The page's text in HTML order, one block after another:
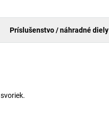
Príslušenstvo / náhradné diely